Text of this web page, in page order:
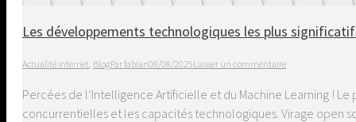
Les développements technologiques les plus
Actualité internet BlogPar fabian08/08/2025Laisser un commentaire
Percées de l’Intelligence Artificielle et du Machine Learning !
concurrentielles et les capacités technologiques. Virage open